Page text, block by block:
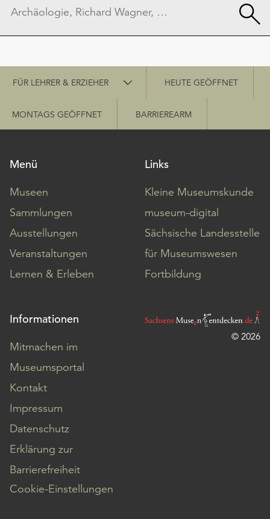
Schnellzugriff
FÜR LEHRER & ERZIEHER HEUTE GEÖFFNET
MONTAGS GEÖFFNET BARRIEREARM
Menü
Museen
Sammlungen
Ausstellungen
Veranstaltungen
Lernen & Erleben
Links
Kleine Museumskunde
museum-digital
Sächsische Landesstelle
für Museumswesen
Fortbildung
Informationen
Mitmachen im
Museumsportal
Kontakt
Impressum
Datenschutz
Erklärung zur
Barrierefreiheit
Cookie-Einstellungen
© 2026